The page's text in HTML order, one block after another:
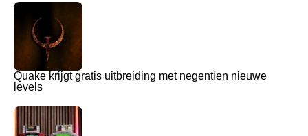
Quake krijgt gratis uitbreiding met negentien nieuwe
levels